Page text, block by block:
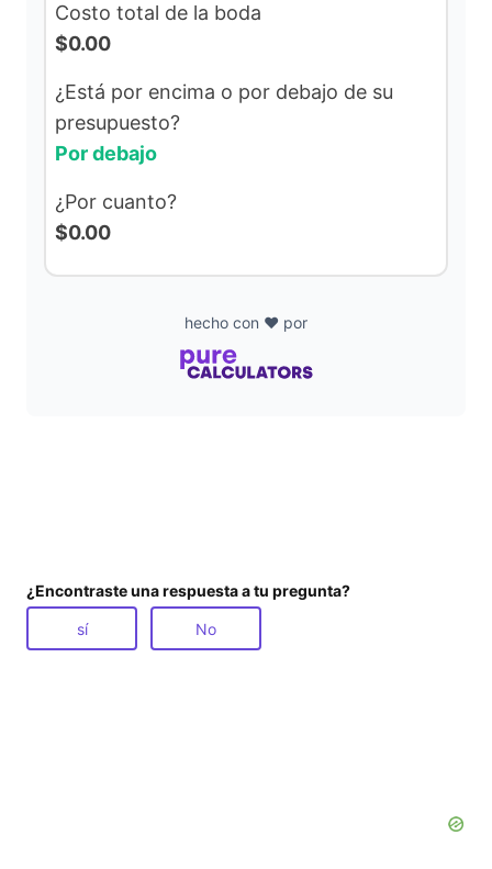
Costo total de la boda
$0.00
¿Está por encima o por debajo de su
presupuesto?
Por debajo
¿Por cuanto?
$0.00
hecho con ❤️ por
¿Encontraste una respuesta a tu pregunta?
sí No